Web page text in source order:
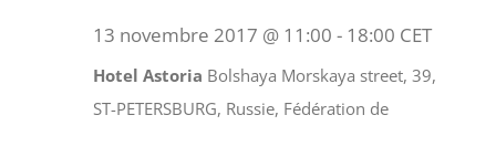
13 novembre 2017 @ 11:00 - 18:00 CET
Hotel Astoria Bolshaya Morskaya street, 39,
ST-PETERSBURG, Russie, Fédération de